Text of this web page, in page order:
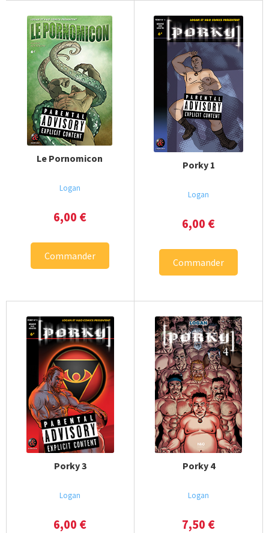
Le Pornomicon
Logan
6,00 €
Commander
Porky 1
Logan
6,00 €
Commander
Porky 3
Logan
6,00 €
Porky 4
Logan
7,50 €